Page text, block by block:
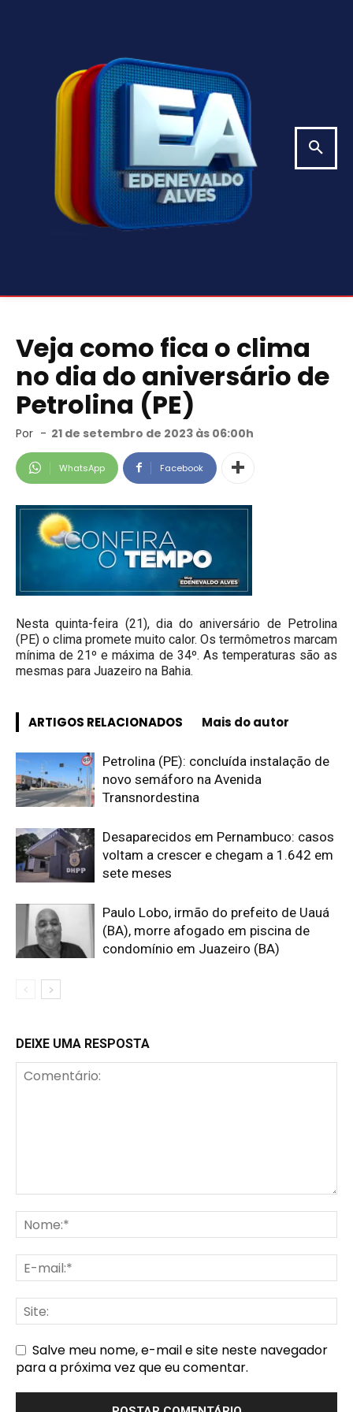
Veja como fica o clima
no dia do aniversário de
Petrolina (PE)
Por - 21 de setembro de 2023 às 06:00h
WhatsApp Facebook
Nesta quinta-feira (21), dia do aniversário de Petrolina
(PE) o clima promete muito calor. Os termômetros marcam
mínima de 21º e máxima de 34º. As temperaturas são as
mesmas para Juazeiro na Bahia.
ARTIGOS RELACIONADOS Mais do autor
Petrolina (PE): concluída instalação de
novo semáforo na Avenida
Transnordestina
Desaparecidos em Pernambuco: casos
voltam a crescer e chegam a 1.642 em
sete meses
Paulo Lobo, irmão do prefeito de Uauá
(BA), morre afogado em piscina de
condomínio em Juazeiro (BA)
DEIXE UMA RESPOSTA
Salve meu nome, e-mail e site neste navegador
para a próxima vez que eu comentar.